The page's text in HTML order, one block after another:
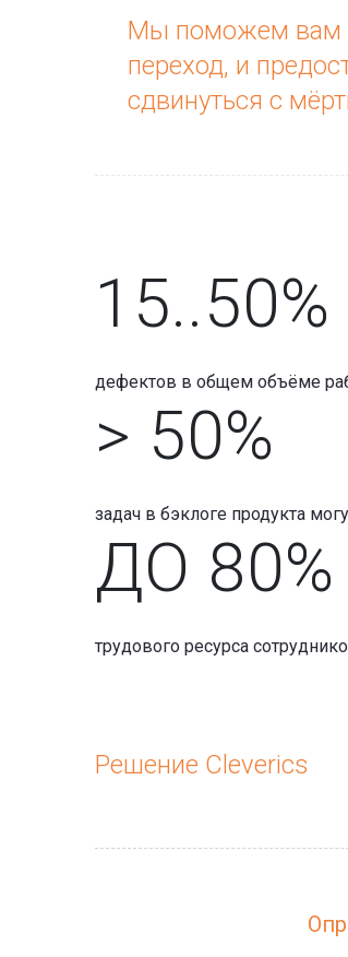
Мы поможем вам
переход, и
сдвинуться с
15..50%
дефектов в общем объёме
> 50%
задач в бэклоге продукта
ДО 80%
трудового ресурса
Решение Cleverics